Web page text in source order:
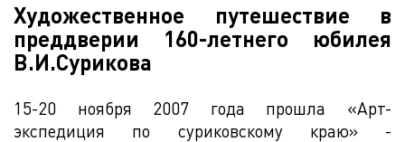
Художественное путешествие в
преддверии 160-летнего юбилея
В.И.Сурикова
15-20 ноября 2007 года прошла «Арт-
экспедиция по суриковскому краю» -